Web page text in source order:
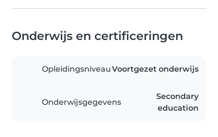
Onderwijs en certificeringen
OpleidingsniveauVoortgezet onderwijs
Onderwijsgegevens
Secondary
education